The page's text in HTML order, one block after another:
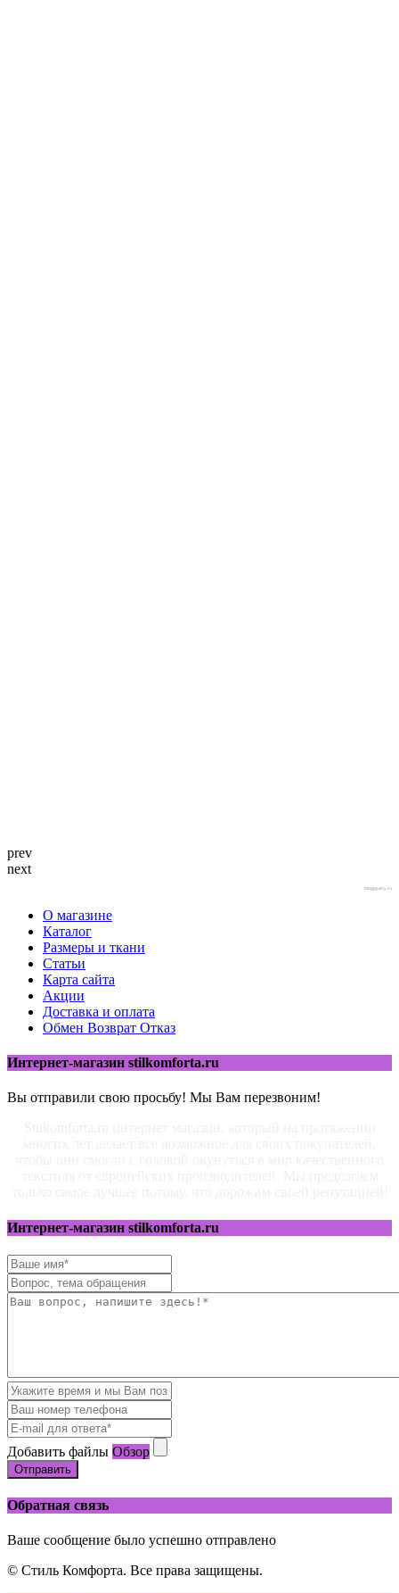
prev
next
blogjquery.ru
О магазине
Каталог
Размеры и ткани
Статьи
Карта сайта
Акции
Доставка и оплата
Обмен Возврат Отказ
Интернет-магазин stilkomforta.ru
Вы отправили свою просьбу! Мы Вам перезвоним!
Интернет-магазин stilkomforta.ru
Добавить файлы Обзор
Отправить
Обратная связь
Ваше сообщение было успешно отправлено
© Стиль Комфорта. Все права защищены.